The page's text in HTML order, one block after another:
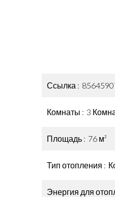
Ссылка
Комнаты 3
Площадь 76 м²
Тип отопления
Энергия для